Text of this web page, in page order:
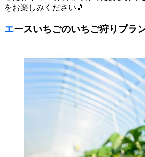
をお楽しみください🎵
エースいちごのいちご狩りプラ